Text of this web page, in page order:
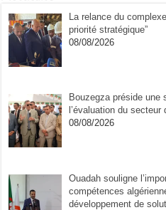
La relance du
priorité stratégique”
08/08/2026
Bouzegza préside une
l’évaluation du secteur
08/08/2026
Ouadah souligne
compétences
développement de